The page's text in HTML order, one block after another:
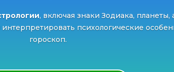
, включая знаки Зодиака,
психологические
гороскоп.